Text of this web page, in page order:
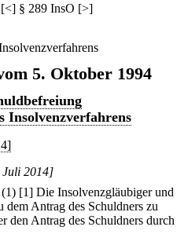
[<] § 289 InsO [>]
5. Oktober 1994
Insolvenzverfahrens
Juli 2014]
(1) [1] Die Insolvenzgläubiger und
Antrag des Schuldners zu
den Antrag des Schuldners durch